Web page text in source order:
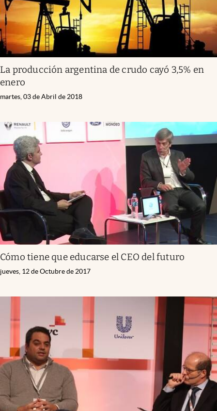
La producción argentina de crudo cayó 3,5% en
enero
martes, 03 de Abril de 2018
Cómo tiene que educarse el CEO del futuro
jueves, 12 de Octubre de 2017